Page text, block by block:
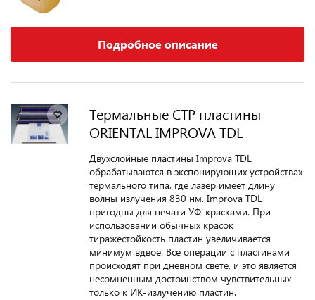
Подробное описание
Термальные CTP пластины
ORIENTAL IMPROVA TDL
Двухслойные пластины Improva TDL
обрабатываются в экспонирующих устройствах
термального типа, где лазер имеет длину
волны излучения 830 нм. Improva TDL
пригодны для печати УФ-красками. При
использовании обычных красок
тиражестойкость пластин увеличивается
минимум вдвое. Все операции с пластинами
происходят при дневном свете, и это является
несомненным достоинством чувствительных
только к ИК-излучению пластин.